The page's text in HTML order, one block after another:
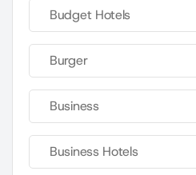
Budget Hotels
Burger
Business
Business Hotels